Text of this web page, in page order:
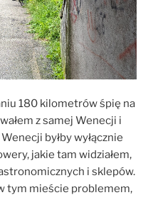
180 kilometrów śpię na
z samej Wenecji i
byłby wyłącznie
jakie tam widziałem,
i sklepów.
tym mieście problemem,